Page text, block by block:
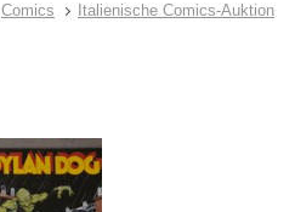
Comics Italienische Comics-Auktion